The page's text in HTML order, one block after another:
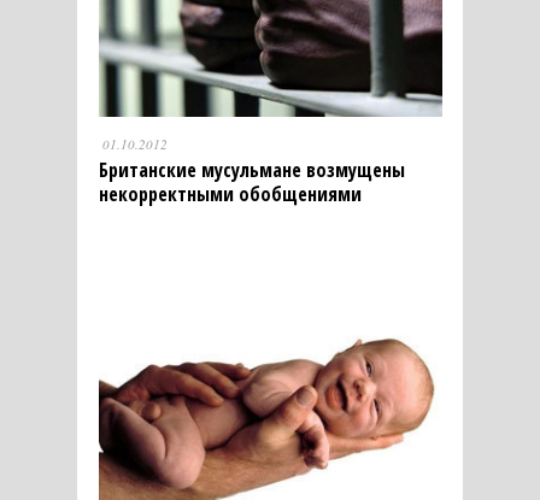
01.10.2012
Британские мусульмане возмущены
некорректными обобщениями